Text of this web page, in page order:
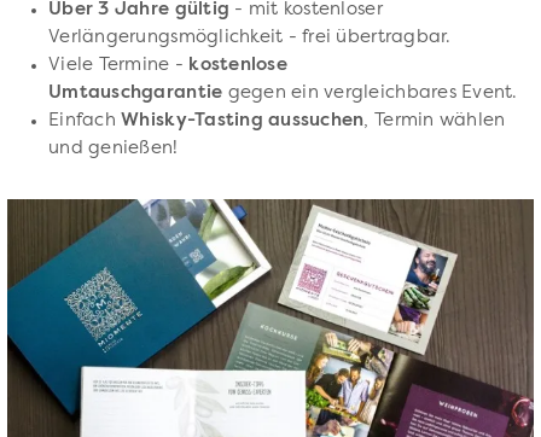
Über 3 Jahre gültig - mit kostenloser
Verlängerungsmöglichkeit - frei übertragbar.
Viele Termine - kostenlose
Umtauschgarantie gegen ein vergleichbares Event.
Einfach Whisky-Tasting aussuchen, Termin wählen
und genießen!